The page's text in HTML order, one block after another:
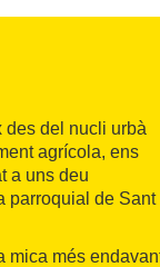
des del nucli urbà
agrícola, ens
a uns deu
parroquial de Sant
mica més